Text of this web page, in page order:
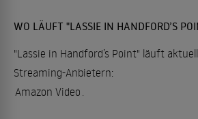
WO LÄUFT "LASSIE IN HANDFORD’S
"Lassie in Handford’s Point" läuft
Streaming-Anbietern:
Amazon Video .